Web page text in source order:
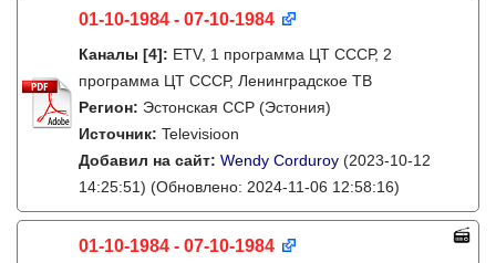
01-10-1984 - 07-10-1984
Каналы [4]: ETV, 1 программа ЦТ СССР, 2
программа ЦТ СССР, Ленинградское ТВ
Регион: Эстонская ССР (Эстония)
Источник: Televisioon
Добавил на сайт: Wendy Corduroy (2023-10-12
14:25:51) (Обновлено: 2024-11-06 12:58:16)
01-10-1984 - 07-10-1984